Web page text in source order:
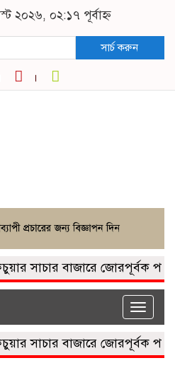
২০২৬, ০২:১৭ পূর্বাহ্ন
সার্চ করুন
সাচার বাজারে জোরপূর্বক পাকা
Toggle
সাচার বাজারে জোরপূর্বক পাকা